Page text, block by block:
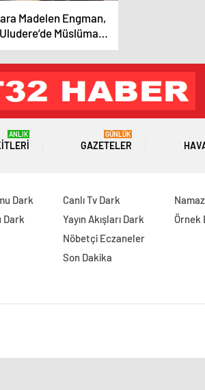
Madelen Engman,
Müslüman
Sara’ ismini aldı.
ANLIK
GAZETELER
GÜNLÜK
Dark
Dark
Canlı Tv Dark
Yayın Akışları Dark
Nöbetçi Eczaneler
Son Dakika
Örnek